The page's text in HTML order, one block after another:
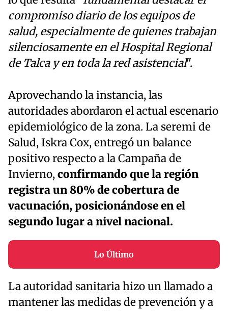
compromiso diario de los equipos de
salud, especialmente de quienes trabajan
silenciosamente en el Hospital Regional
de Talca y en toda la red asistencial".
Aprovechando la instancia, las
autoridades abordaron el actual escenario
epidemiológico de la zona. La seremi de
Salud, Iskra Cox, entregó un balance
positivo respecto a la Campaña de
Invierno,confirmando que la región
registra un 80% de cobertura de
vacunación, posicionándose en el
segundo lugar a nivel nacional.
Lo Último
La autoridad sanitaria hizo un llamado a
mantener las medidas de prevención y a